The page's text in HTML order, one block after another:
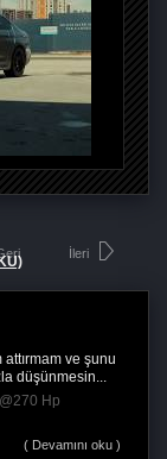
attırmam ve şunu
düşünmesin...
Hp
( Devamını oku )
İleri